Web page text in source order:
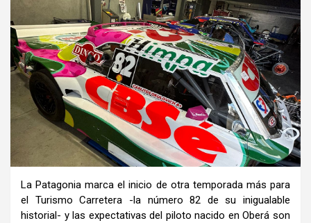
La Patagonia marca el inicio de otra temporada más para
el Turismo Carretera -la número 82 de su inigualable
historial- y las expectativas del piloto nacido en Oberá son